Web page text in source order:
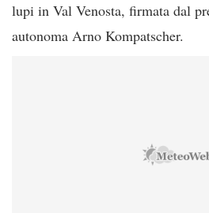
lupi in Val Venosta, firmata dal
autonoma Arno Kompatscher.